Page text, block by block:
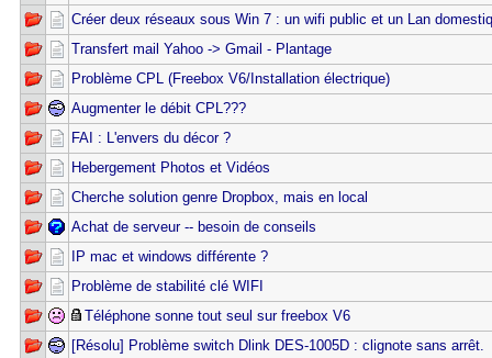
Créer deux réseaux sous Win 7 : un wifi public et un Lan
Transfert mail Yahoo -> Gmail - Plantage
Problème CPL (Freebox V6/Installation électrique)
Augmenter le débit CPL???
FAI : L'envers du décor ?
Hebergement Photos et Vidéos
Cherche solution genre Dropbox, mais en local
Achat de serveur -- besoin de conseils
IP mac et windows différente ?
Problème de stabilité clé WIFI
Téléphone sonne tout seul sur freebox V6
[Résolu] Problème switch Dlink DES-1005D : clignote sans arrêt.